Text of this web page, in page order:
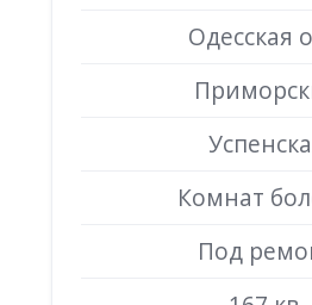
Одесская
Комнат
Под